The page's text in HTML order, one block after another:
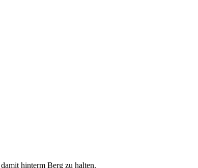
hinterm Berg zu halten.